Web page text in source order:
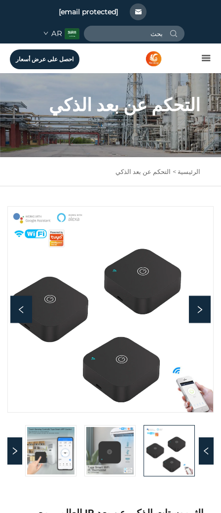
[email protected]
AR
احصل على عرض أسعار
التحكم عن بعد الذكي
الرئيسية > التحكم عن بعد الذكي